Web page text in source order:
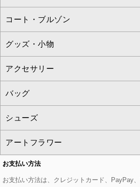
eur3
カーディガン
アンサンブルセット
ベスト・ジレ
パーカー
タンクトップ・キャミソール
スウェット・ジャージー
その他のトップス
チュニック
ジャンパースカート
その他のワンピース・ドレス
クロップド・半端丈パンツ
ガウチョ・ワイドパンツ
ハーフ・ショート丈パンツ
サロペット・オールインワン
その他のパンツ
ロング・マキシ丈スカート
ひざ丈スカート
ミモレ丈スカート
ショート・ミニ丈スカート
その他のスカート
すべてのジャケット・スーツ
テーラードジャケット
ノーカラージャケット
セットアップ
セットアップジャケット
セットアップパンツ
セットアップスカート
コート・ブルゾン
すべてのコート・ブルゾン
トレンチコート
ピーコート
ダッフルコート
チェスターコート
モッズコート
グッズ・小物
すべてのグッズ・小物
マスク
ストール・マフラー・スヌード
ベルト・サスペンダー
帽子
アクセサリー
すべてのアクセサリー
ネックレス
ピアス・イヤリング
ブレスレット・バングル
バッグ
すべてのバッグ
トートバッグ
ショルダーバッグ
シューズ
すべてのシューズ
パンプス
アートフラワー
すべてのアートフラワー
お支払い方法
お支払い方法は、クレジットカード、PayPay、